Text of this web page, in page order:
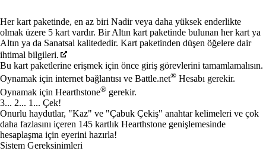
Mevcut eylemler
Her kart paketinde, en az biri Nadir veya daha yüksek enderlikte
olmak üzere 5 kart vardır. Bir Altın kart paketinde bulunan her kart ya
Altın ya da Sanatsal kalitededir. Kart paketinden düşen öğelere dair
ihtimal bilgileri.
Bu kart paketlerine erişmek için önce giriş görevlerini tamamlamalısın.
Oynamak için internet bağlantısı ve Battle.net® Hesabı gerekir.
Oynamak için Hearthstone® gerekir.
3... 2... 1... Çek!
Onurlu haydutlar, "Kaz" ve "Çabuk Çekiş" anahtar kelimeleri ve çok
daha fazlasını içeren 145 kartlık Hearthstone genişlemesinde
hesaplaşma için eyerini hazırla!
Sistem Gereksinimleri